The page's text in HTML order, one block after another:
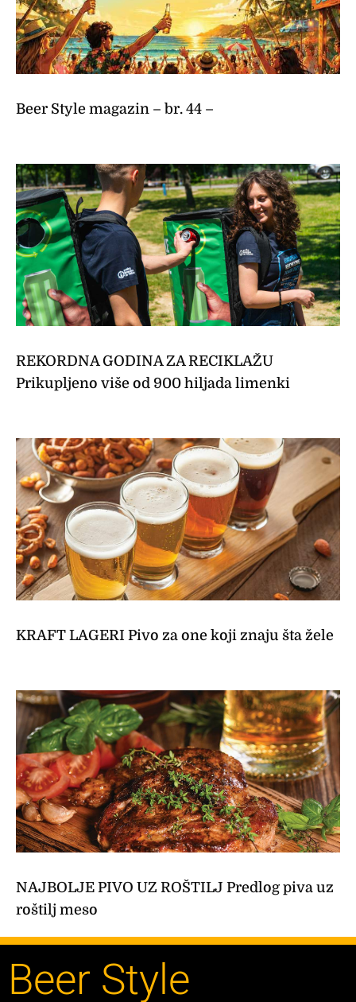
Beer Style magazin – br. 44 –
REKORDNA GODINA ZA RECIKLAŽU
Prikupljeno više od 900 hiljada limenki
KRAFT LAGERI Pivo za one koji znaju šta žele
NAJBOLJE PIVO UZ ROŠTILJ Predlog piva uz
roštilj meso
Beer Style